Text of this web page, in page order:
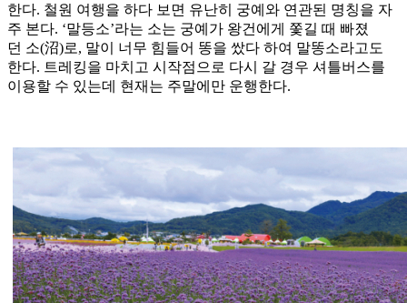
한다. 철원 여행을 하다 보면 유난히 궁예와 연관된 명칭을 자
주 본다. ‘말등소’라는 소는 궁예가 왕건에게 쫓길 때 빠졌
던 소(沼)로, 말이 너무 힘들어 똥을 쌌다 하여 말똥소라고도
한다. 트레킹을 마치고 시작점으로 다시 갈 경우 셔틀버스를
이용할 수 있는데 현재는 주말에만 운행한다.